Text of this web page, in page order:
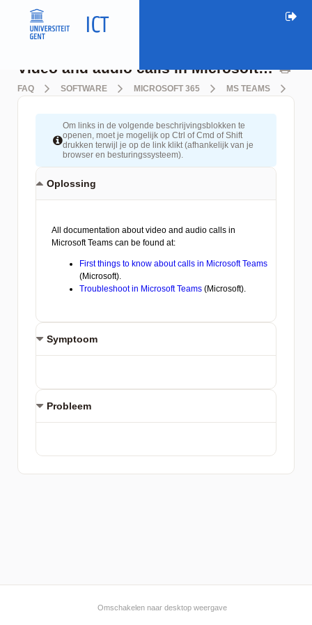
Video and audio calls in Microsoft Teams
FAQ SOFTWARE MICROSOFT 365 MS TEAMS
Om links in de volgende beschrijvingsblokken te
openen, moet je mogelijk op Ctrl of Cmd of Shift
drukken terwijl je op de link klikt (afhankelijk van je
browser en besturingssysteem).
Oplossing
Symptoom
Probleem
Omschakelen naar desktop weergave